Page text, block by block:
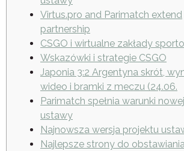
Virtus.pro and Parimatch extend
partnership
CSGO i wirtualne zakłady
Wskazówki i strategie CSGO
Japonia 3:2 Argentyna skrót,
wideo i bramki z meczu (24.06.
Parimatch spełnia warunki nowej
ustawy
Najnowsza wersja projektu
Najlepsze strony do